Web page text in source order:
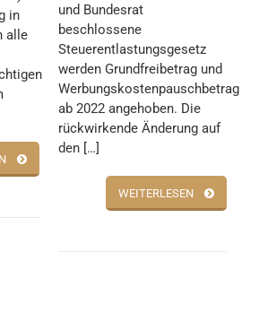
in
alle
und Bundesrat
beschlossene
Steuerentlastungsgesetz
werden Grundfreibetrag und
Werbungskostenpauschbetrag
ab 2022 angehoben. Die
rückwirkende Änderung auf
den […]
WEITERLESEN